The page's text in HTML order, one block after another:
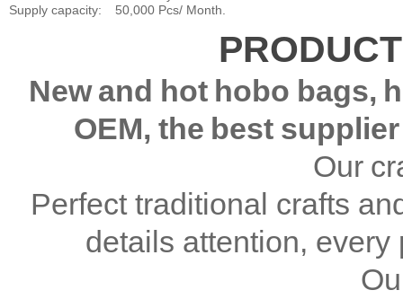
Supply capacity:
50,000 Pcs/ Month.
New and hot hobo bags,
OEM, the best
Our
Perfect traditional crafts
details attention,